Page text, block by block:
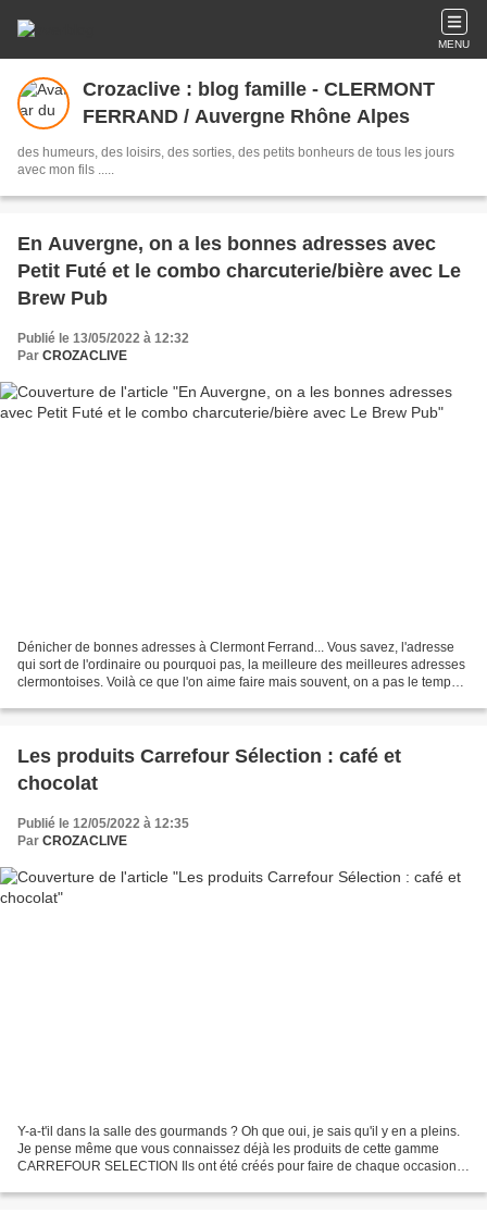
MENU
Crozaclive : blog famille - CLERMONT
FERRAND / Auvergne Rhône Alpes
des humeurs, des loisirs, des sorties, des petits bonheurs de tous les jours
avec mon fils .....
En Auvergne, on a les bonnes adresses avec
Petit Futé et le combo charcuterie/bière avec Le
Brew Pub
Publié le 13/05/2022 à 12:32
Par CROZACLIVE
Dénicher de bonnes adresses à Clermont Ferrand... Vous savez, l'adresse
qui sort de l'ordinaire ou pourquoi pas, la meilleure des meilleures adresses
clermontoises. Voilà ce que l'on aime faire mais souvent, on a pas le temps
Les produits Carrefour Sélection : café et
chocolat
Publié le 12/05/2022 à 12:35
Par CROZACLIVE
Y-a-t'il dans la salle des gourmands ? Oh que oui, je sais qu'il y en a pleins.
Je pense même que vous connaissez déjà les produits de cette gamme
CARREFOUR SELECTION Ils ont été créés pour faire de chaque occasion